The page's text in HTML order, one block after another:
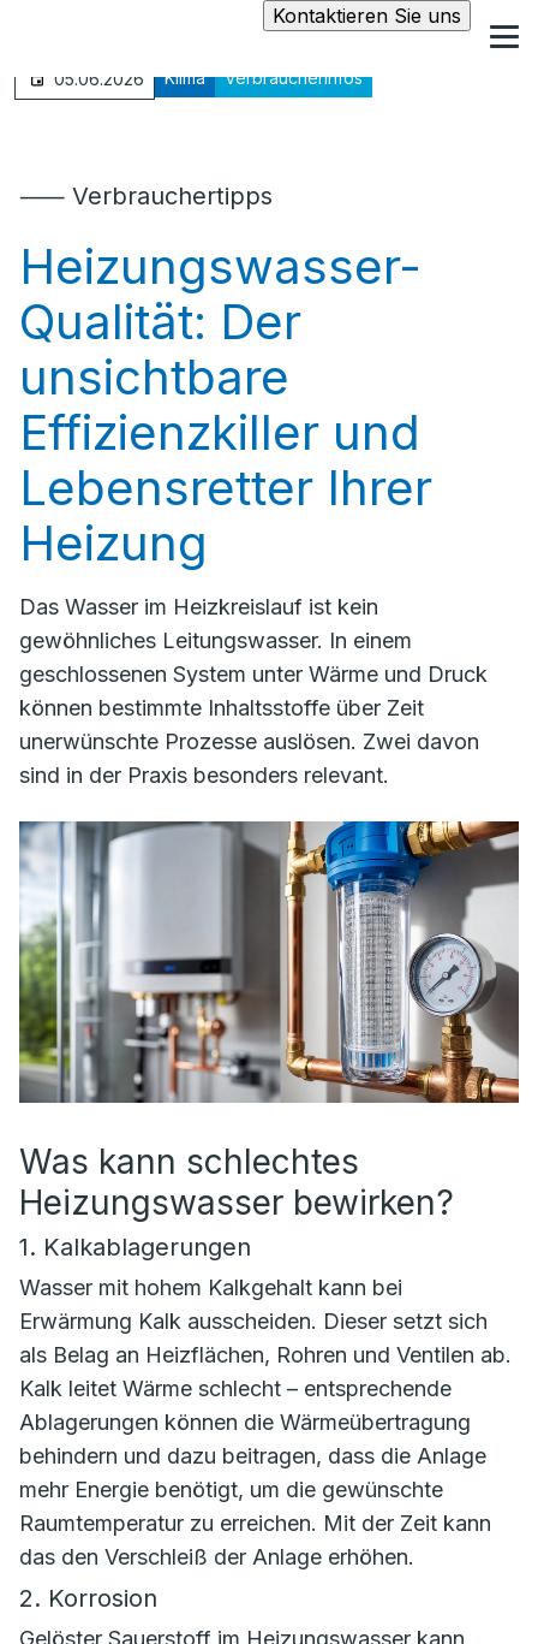
Kontaktieren Sie uns
05.06.2026 Klima Verbraucherinfos
⸺ Verbrauchertipps
Heizungswasser-
Qualität: Der
unsichtbare
Effizienzkiller und
Lebensretter Ihrer
Heizung
Das Wasser im Heizkreislauf ist kein
gewöhnliches Leitungswasser. In einem
geschlossenen System unter Wärme und Druck
können bestimmte Inhaltsstoffe über Zeit
unerwünschte Prozesse auslösen. Zwei davon
sind in der Praxis besonders relevant.
Was kann schlechtes
Heizungswasser bewirken?
1. Kalkablagerungen
Wasser mit hohem Kalkgehalt kann bei
Erwärmung Kalk ausscheiden. Dieser setzt sich
als Belag an Heizflächen, Rohren und Ventilen ab.
Kalk leitet Wärme schlecht – entsprechende
Ablagerungen können die Wärmeübertragung
behindern und dazu beitragen, dass die Anlage
mehr Energie benötigt, um die gewünschte
Raumtemperatur zu erreichen. Mit der Zeit kann
das den Verschleiß der Anlage erhöhen.
2. Korrosion
Gelöster Sauerstoff im Heizungswasser kann